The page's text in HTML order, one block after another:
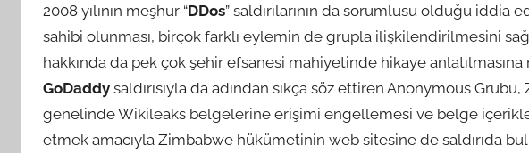
2008 yılının meşhur “DDos” saldırılarının da sorumlusu olduğu iddia
sahibi olunması, birçok farklı eylemin de grupla ilişkilendirilmesini
hakkında da pek çok şehir efsanesi mahiyetinde hikaye
GoDaddy saldırısıyla da adından sıkça söz ettiren Anonymous
genelinde Wikileaks belgelerine erişimi engellemesi ve belge
etmek amacıyla Zimbabwe hükümetinin web sitesine de saldırıda